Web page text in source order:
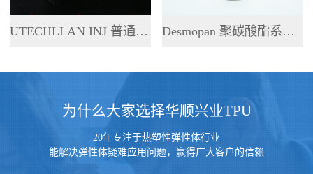
UTECHLLAN INJ 普通聚酯系列 TPU Desmopan 聚碳酸酯系列 TPU
为什么大家选择华顺兴业TPU
20年专注于热塑性弹性体行业
能解决弹性体疑难应用问题，赢得广大客户的信赖